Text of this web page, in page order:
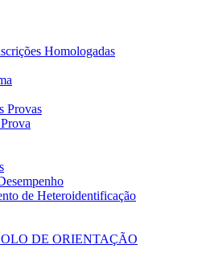
Homologadas
Provas
de Heteroidentificação
DE ORIENTAÇÃO